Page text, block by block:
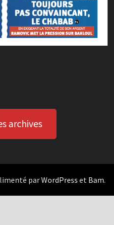
archives
parWordPress et Bam.